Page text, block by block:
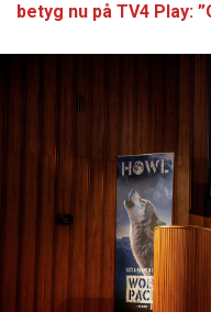
betyg nu på TV4 Play: